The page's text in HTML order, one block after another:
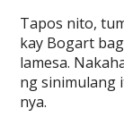
Tapos nito,
kay Bogart
lamesa.
ng sinimulang
nya.